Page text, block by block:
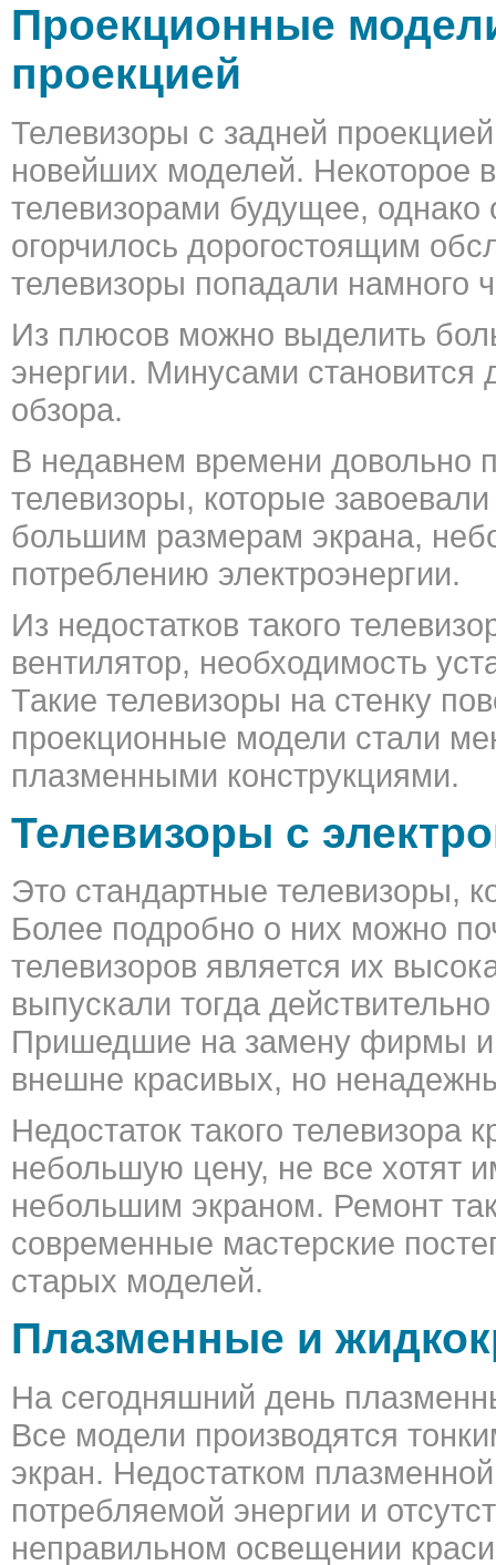
Проекционные
проекцией
Телевизоры с задней
новейших моделей. Некоторое
телевизорами будущее, однако
огорчилось дорогостоящим
телевизоры попадали намного
Из плюсов можно выделить
энергии. Минусами становится
обзора.
В недавнем времени довольно
телевизоры, которые
большим размерам экрана,
потреблению электроэнергии.
Из недостатков такого
вентилятор, необходимость
Такие телевизоры на стенку
проекционные модели стали
плазменными конструкциями.
Телевизоры с
Это стандартные телевизоры,
Более подробно о них можно
телевизоров является их
выпускали тогда
Пришедшие на замену фирмы
внешне красивых, но
Недостаток такого телевизора
небольшую цену, не все хотят
небольшим экраном. Ремонт
современные мастерские
старых моделей.
Плазменные и
На сегодняшний день
Все модели производятся
экран. Недостатком
потребляемой энергии и
неправильном освещении